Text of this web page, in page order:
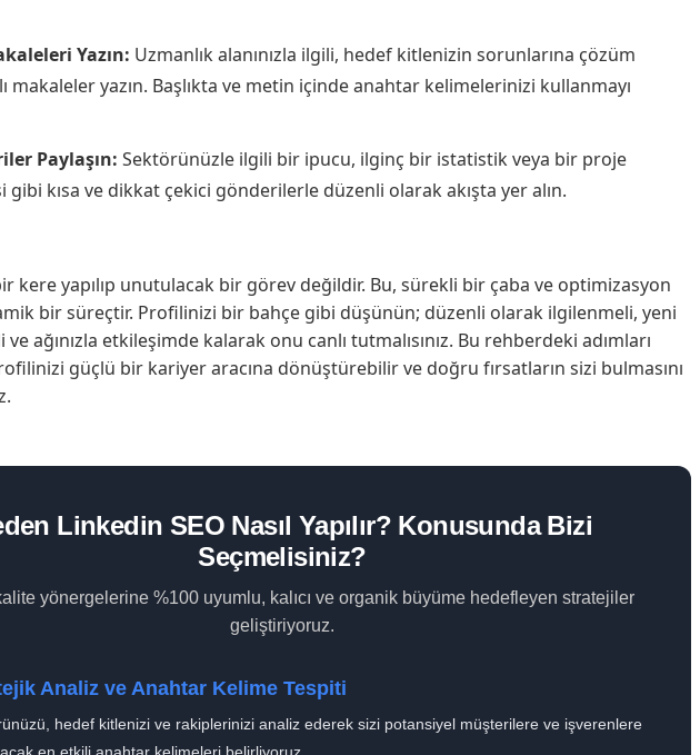
Yazın: Uzmanlık alanınızla ilgili, hedef kitlenizin sorunlarına çözüm
makaleler yazın. Başlıkta ve metin içinde anahtar kelimelerinizi kullanmayı
Paylaşın: Sektörünüzle ilgili bir ipucu, ilginç bir istatistik veya bir proje
gibi kısa ve dikkat çekici gönderilerle düzenli olarak akışta yer alın.
kere yapılıp unutulacak bir görev değildir. Bu, sürekli bir çaba ve optimizasyon
bir süreçtir. Profilinizi bir bahçe gibi düşünün; düzenli olarak ilgilenmeli, yeni
ağınızla etkileşimde kalarak onu canlı tutmalısınız. Bu rehberdeki adımları
güçlü bir kariyer aracına dönüştürebilir ve doğru fırsatların sizi bulmasını
Linkedin SEO Nasıl Yapılır? Konusunda Bizi
Seçmelisiniz?
yönergelerine %100 uyumlu, kalıcı ve organik büyüme hedefleyen stratejiler
geliştiriyoruz.
Analiz ve Anahtar Kelime Tespiti
hedef kitlenizi ve rakiplerinizi analiz ederek sizi potansiyel müşterilere ve işverenlere